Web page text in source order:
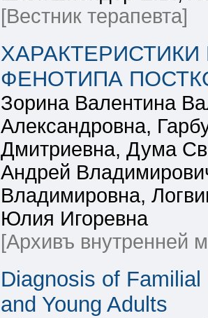
[Вестник терапевта]
ФЕНОТИПА
Зорина Валентина
Александровна,
Дмитриевна, Дума
Андрей
Владимировна,
Юлия Игоревна
[Архивъ внутренней
Diagnosis of
and Young Adults